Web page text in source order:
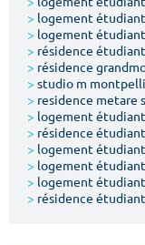
> logement
> logement
> résidence
> résidence
> studio m
> residence metare
> logement
> résidence
> logement
> logement
> logement
> résidence